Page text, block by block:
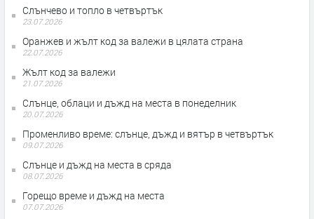
Слънчево и топло в четвъртък
23.07.2026
Оранжев и жълт код за валежи в цялата страна
22.07.2026
Жълт код за валежи
21.07.2026
Слънце, облаци и дъжд на места в понеделник
20.07.2026
Променливо време: слънце, дъжд и вятър в четвъртък
09.07.2026
Слънце и дъжд на места в сряда
08.07.2026
Горещо време и дъжд на места
07.07.2026